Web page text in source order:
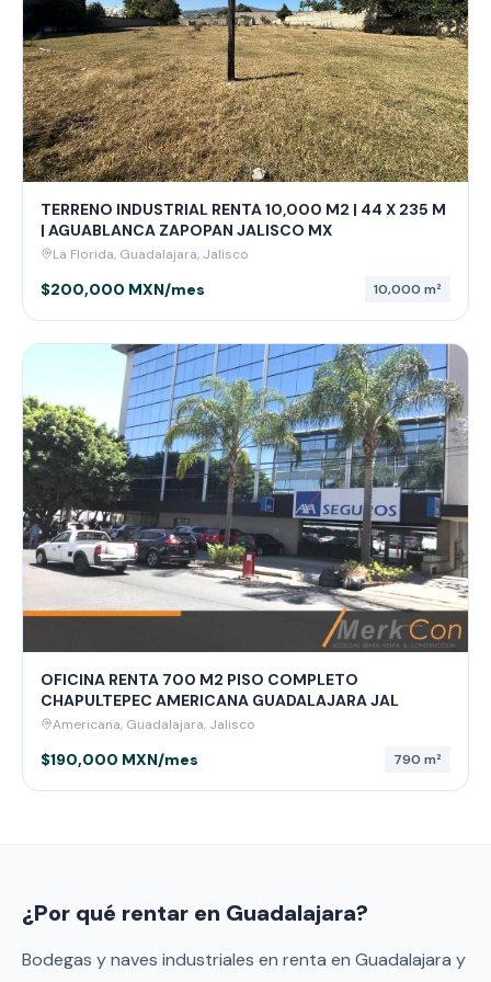
TERRENO INDUSTRIAL RENTA 10,000 M2 | 44 X 235 M
| AGUABLANCA ZAPOPAN JALISCO MX
La Florida, Guadalajara, Jalisco
$200,000 MXN/mes 10,000 m²
OFICINA RENTA 700 M2 PISO COMPLETO
CHAPULTEPEC AMERICANA GUADALAJARA JAL
Americana, Guadalajara, Jalisco
$190,000 MXN/mes 790 m²
¿Por qué rentar en Guadalajara?
Bodegas y naves industriales en renta en Guadalajara y